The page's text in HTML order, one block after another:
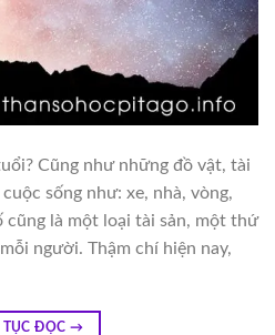
Cũng như những đồ vật, tài
sống như: xe, nhà, vòng,
cũng là một loại tài sản, một thứ
người. Thậm chí hiện nay,
TỤC ĐỌC →